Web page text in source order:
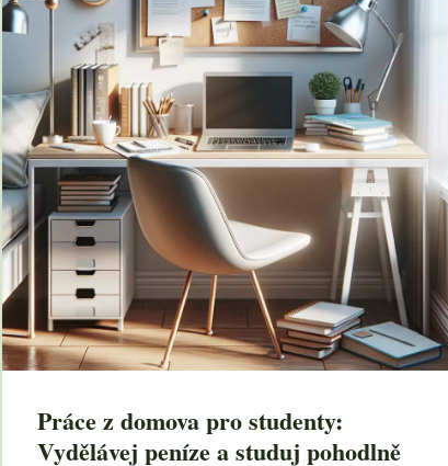
Práce z domova pro studenty:
Vydělávej peníze a studuj pohodlně